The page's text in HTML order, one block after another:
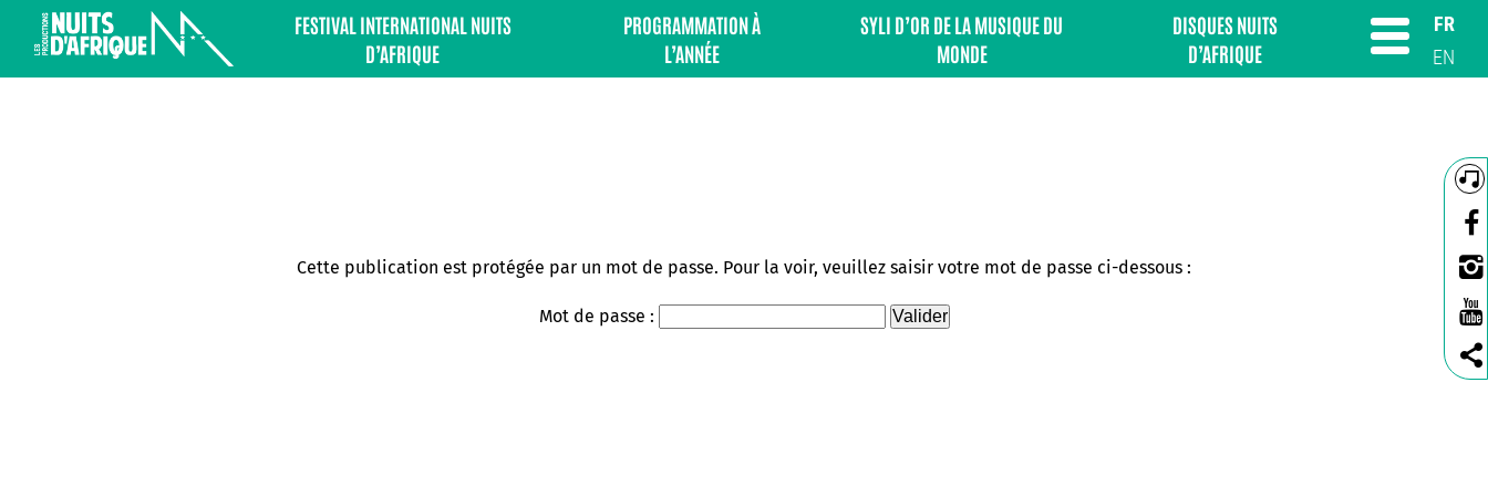
FESTIVAL INTERNATIONAL NUITS
D’AFRIQUE
PROGRAMMATION À
L’ANNÉE
SYLI D’OR DE LA MUSIQUE DU
MONDE
DISQUES NUITS
D’AFRIQUE
FR
EN
Cette publication est protégée par un mot de passe. Pour la voir, veuillez saisir votre mot de passe ci-dessous :
Mot de passe :